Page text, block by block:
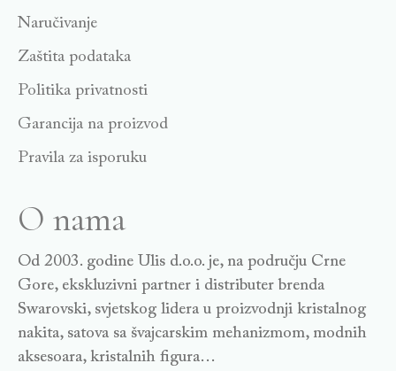
Naručivanje
Zaštita podataka
Politika privatnosti
Garancija na proizvod
Pravila za isporuku
O nama
Od 2003. godine Ulis d.o.o. je, na području Crne
Gore, ekskluzivni partner i distributer brenda
Swarovski, svjetskog lidera u proizvodnji kristalnog
nakita, satova sa švajcarskim mehanizmom, modnih
aksesoara, kristalnih figura…